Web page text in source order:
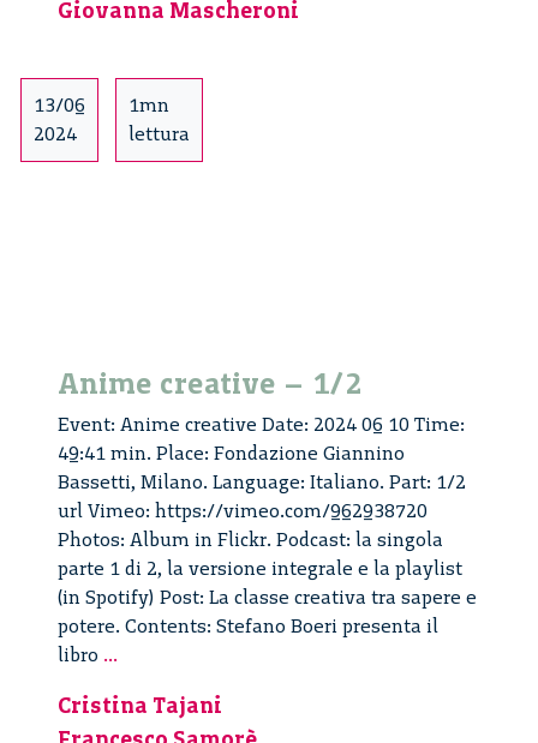
Un
Giovanna Mascheroni
13/06
2024
1mn
lettura
Anime creative – 1/2
Event: Anime creative Date: 2024 06 10 Time:
49:41 min. Place: Fondazione Giannino
Bassetti, Milano. Language: Italiano. Part: 1/2
url Vimeo: https://vimeo.com/962938720
Photos: Album in Flickr. Podcast: la singola
parte 1 di 2, la versione integrale e la playlist
(in Spotify) Post: La classe creativa tra sapere e
potere. Contents: Stefano Boeri presenta il
libro ...
–
Cristina Tajani